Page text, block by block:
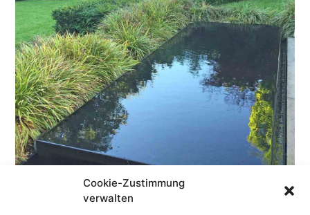
Cookie-Zustimmung
verwalten
minimalistic fountains